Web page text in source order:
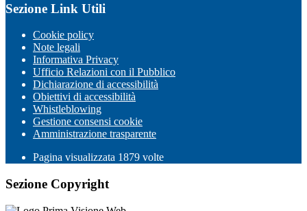
Sezione Link Utili
Cookie policy
Note legali
Informativa Privacy
Ufficio Relazioni con il Pubblico
Dichiarazione di accessibilità
Obiettivi di accessibilità
Whistleblowing
Gestione consensi cookie
Amministrazione trasparente
Pagina visualizzata 1879 volte
Sezione Copyright